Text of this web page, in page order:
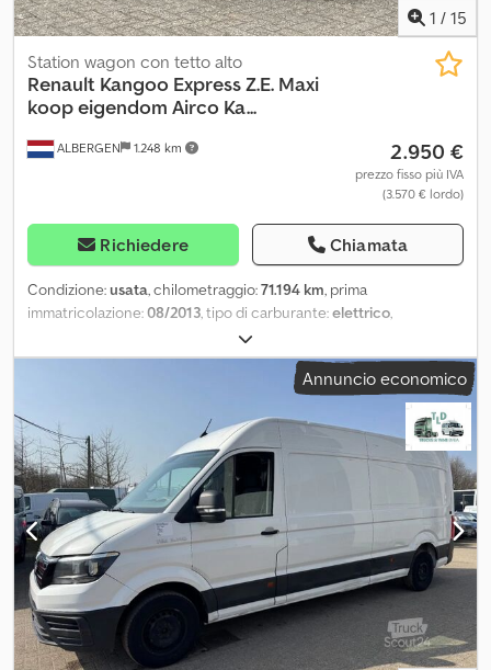
1 / 15
ALBERGEN 1.248 km
Station wagon con tetto alto
Renault Kangoo Express Z.E. Maxi
koop eigendom Airco Ka...
2.950 €
prezzo fisso più IVA
(3.570 € lordo)
Richiedere Chiamata
Condizione:usata, chilometraggio:71.194 km, prima
immatricolazione:08/2013, tipo di carburante:elettrico,
, passo:
elettricità, colore:bianco, tipo di ingranaggio:automatico,
, lunghezza totale:4.690
, Anno di
produzione: 2013 , Equipaggiamento: ABS, aria condizionata,
chiusura centralizzata, computer di bordo, porta scorrevole,
regolazione elettrica dei finestrini, riscaldatore autonomo,
servoassistenza sterzo, specchietto retrovisore elettrico
Ulteriori opzioni e accessori = - Presa da 12 volt - Terzo stop -
Alzacristalli elettrici anteriori - Airbag per il conducente -
Chiusura centralizzata con telecomando - Vetri oscurati -
Portiere posteriori - Sedile del conducente regolabile in altezza -
Volante regolabile in altezza - Bracciolo centrale anteriore -
Sensori di parcheggio posteriori - Predisposizione autoradio -
Ruota di scorta - Portiera laterale scorrevole a destra -
Annuncio economico